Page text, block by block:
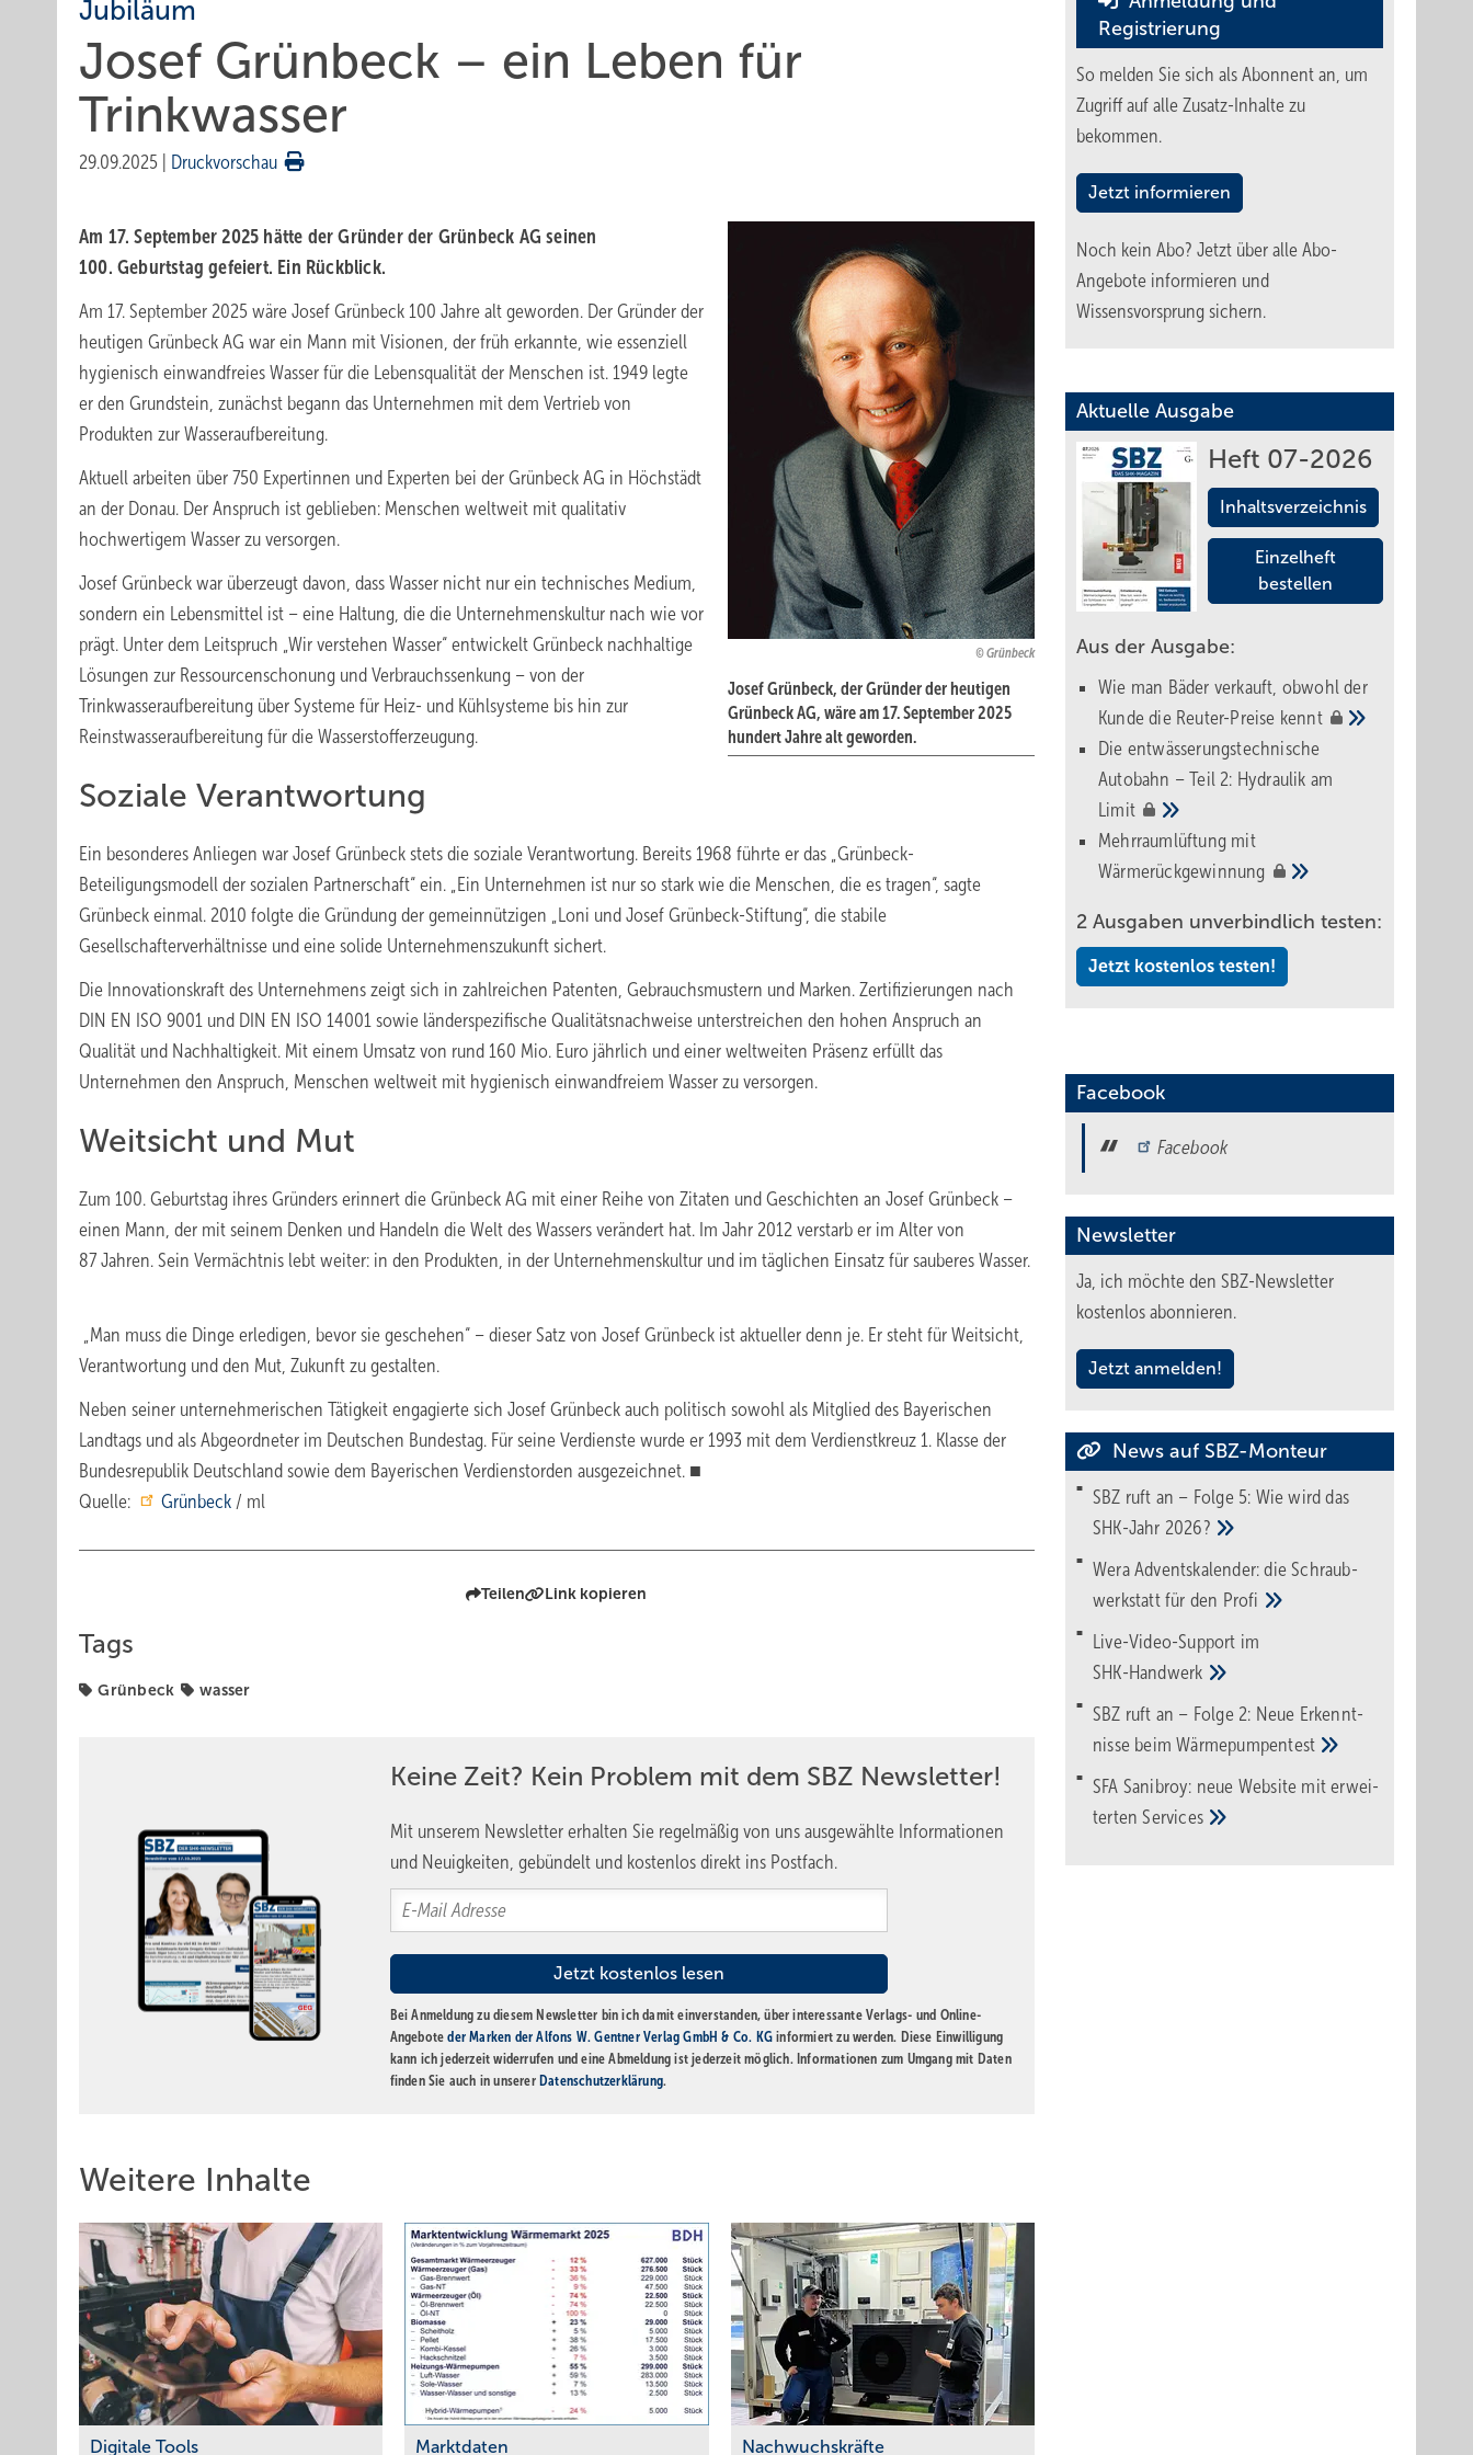
Jubiläum
Josef Grünbeck – ein Leben für
Trinkwasser
29.09.2025 Druckvorschau
Grünbeck
Josef Grünbeck, der Gründer der heutigen
Grünbeck AG, wäre am 17. September 2025
hundert Jahre alt geworden.
Am 17. September 2025 hätte der Grün­der der Grün­beck AG seinen
100. Geburts­tag gefei­ert. Ein Rück­blick.
Am 17. September 2025 wäre Josef Grünbeck 100 Jahre alt geworden. Der Gründer der
heutigen Grünbeck AG war ein Mann mit Visionen, der früh erkannte, wie essenziell
hygienisch einwandfreies Wasser für die Lebensqualität der Menschen ist. 1949 legte
er den Grundstein, zunächst begann das Unternehmen mit dem Vertrieb von
Produkten zur Wasseraufbereitung.
Aktuell arbeiten über 750 Expertinnen und Experten bei der Grünbeck AG in Höchstädt
an der Donau. Der Anspruch ist geblieben: Menschen weltweit mit qualitativ
hochwertigem Wasser zu versorgen.
Josef Grünbeck war überzeugt davon, dass Wasser nicht nur ein technisches Medium,
sondern ein Lebensmittel ist – eine Haltung, die die Unternehmenskultur nach wie vor
prägt. Unter dem Leitspruch „Wir verstehen Wasser“ entwickelt Grünbeck nachhaltige
Lösungen zur Ressourcenschonung und Verbrauchssenkung – von der
Trinkwasseraufbereitung über Systeme für Heiz- und Kühlsysteme bis hin zur
Reinstwasseraufbereitung für die Wasserstofferzeugung.
Soziale Verantwortung
Ein besonderes Anliegen war Josef Grünbeck stets die soziale Verantwortung. Bereits 1968 führte er das „Grünbeck-
Beteiligungsmodell der sozialen Partnerschaft“ ein. „Ein Unternehmen ist nur so stark wie die Menschen, die es tragen“, sagte
Grünbeck einmal. 2010 folgte die Gründung der gemeinnützigen „Loni und Josef Grünbeck-Stiftung“, die stabile
Gesellschafterverhältnisse und eine solide Unternehmenszukunft sichert.
Die Innovationskraft des Unternehmens zeigt sich in zahlreichen Patenten, Gebrauchsmustern und Marken. Zertifizierungen nach
DIN EN ISO 9001 und DIN EN ISO 14001 sowie länderspezifische Qualitätsnachweise unterstreichen den hohen Anspruch an
Qualität und Nachhaltigkeit. Mit einem Umsatz von rund 160 Mio. Euro jährlich und einer weltweiten Präsenz erfüllt das
Unternehmen den Anspruch, Menschen weltweit mit hygienisch einwandfreiem Wasser zu versorgen.
Weitsicht und Mut
Zum 100. Geburtstag ihres Gründers erinnert die Grünbeck AG mit einer Reihe von Zitaten und Geschichten an Josef Grünbeck –
einen Mann, der mit seinem Denken und Handeln die Welt des Wassers verändert hat. Im Jahr 2012 verstarb er im Alter von
87 Jahren. Sein Vermächtnis lebt weiter: in den Produkten, in der Unternehmenskultur und im täglichen Einsatz für sauberes Wasser.
„Man muss die Dinge erledigen, bevor sie geschehen“ – dieser Satz von Josef Grünbeck ist aktueller denn je. Er steht für Weitsicht,
Verantwortung und den Mut, Zukunft zu gestalten.
Neben seiner unternehmerischen Tätigkeit engagierte sich Josef Grünbeck auch politisch sowohl als Mitglied des Bayerischen
Landtags und als Abgeordneter im Deutschen Bundestag. Für seine Verdienste wurde er 1993 mit dem Verdienstkreuz 1. Klasse der
Bundesrepublik Deutschland sowie dem Bayerischen Verdienstorden ausgezeichnet. ■
Quelle:
Grünbeck / ml
Teilen Link kopieren
Tags
Grünbeck wasser
Keine Zeit? Kein Problem mit dem SBZ Newsletter!
Mit unserem Newsletter erhalten Sie regelmäßig von uns ausgewählte Informationen
und Neuigkeiten, gebündelt und kostenlos direkt ins Postfach.
Bei Anmeldung zu diesem Newsletter bin ich damit einverstanden, über interessante Verlags- und Online-
Angeboteder Marken der Alfons W. Gentner Verlag GmbH & Co. KG informiert zu werden. Diese Einwilligung
kann ich jederzeit widerrufen und eine Abmeldung ist jederzeit möglich. Informationen zum Umgang mit Daten
finden Sie auch in unserer Datenschutzerklärung.
Weitere Inhalte
Digitale Tools Marktdaten Nachwuchskräfte
Registrierung
So melden Sie sich als Abonnent an, um
Zugriff auf alle Zusatz-Inhalte zu
bekommen.
Jetzt informieren
Noch kein Abo? Jetzt über alle Abo-
Angebote informieren und
Wissensvorsprung sichern.
Aktuelle Ausgabe
Heft 07-2026
Inhaltsverzeichnis
Einzelheft
bestellen
Aus der Ausgabe:
Wie man Bäder verkauft, obwohl der
Kunde die Reuter-Preise kennt
Die entwässerungstechnische
Autobahn – Teil 2: Hydraulik am
Limit
Mehrraumlüftung mit
Wärmerückgewinnung
2 Ausgaben unverbindlich testen:
Jetzt kostenlos testen!
Facebook
Facebook
Newsletter
Ja, ich möchte den SBZ-Newsletter
kostenlos abonnieren.
Jetzt anmelden!
News auf SBZ-Monteur
SBZ ruft an – Folge 5: Wie wird das
SHK-Jahr 2026?
Wera Adventskalender: die Schraub­
werk­statt für den Pro­fi
Live-Video-Support im
SHK-Handwerk
SBZ ruft an – Folge 2: Neue Erkennt­
nisse beimWärme­pumpen­test
SFA Sanibroy: neue Web­site mit erwei­
tertenServices